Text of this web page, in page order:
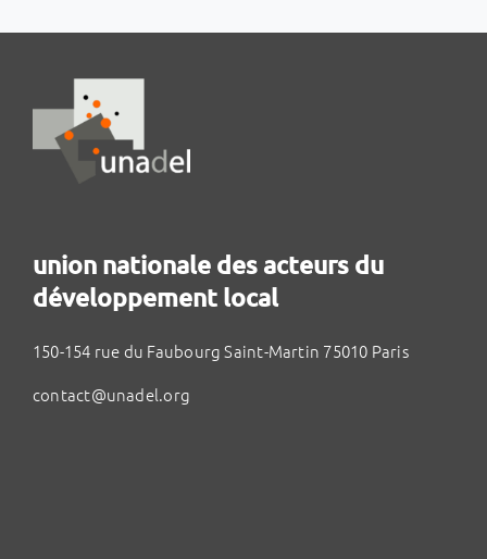
union nationale des acteurs du
développement local
150-154 rue du Faubourg Saint-Martin 75010 Paris
contact@unadel.org